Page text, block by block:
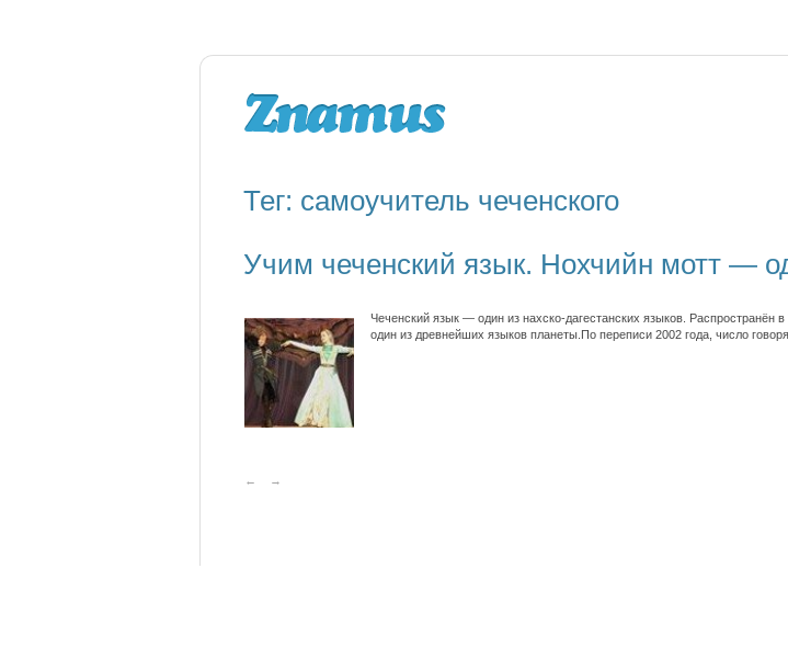
Тег: самоучитель чеченского
Учим чеченский язык. Нохчийн мотт —
Чеченский язык — один из нахско-дагестанских языков.
один из древнейших языков планеты.По переписи 2002 года, число
← →